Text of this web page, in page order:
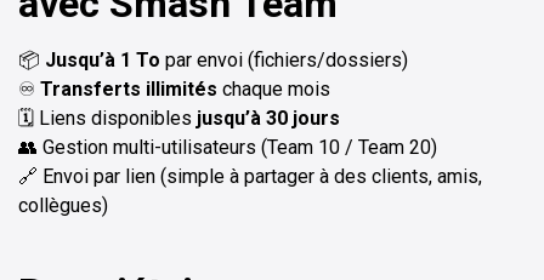
📦 Jusqu’à 1 To par envoi (fichiers/dossiers)
♾️ Transferts illimités chaque mois
🗓️ Liens disponibles jusqu’à 30 jours
👥 Gestion multi-utilisateurs (Team 10 / Team 20)
🔗 Envoi par lien (simple à partager à des clients, amis,
collègues)